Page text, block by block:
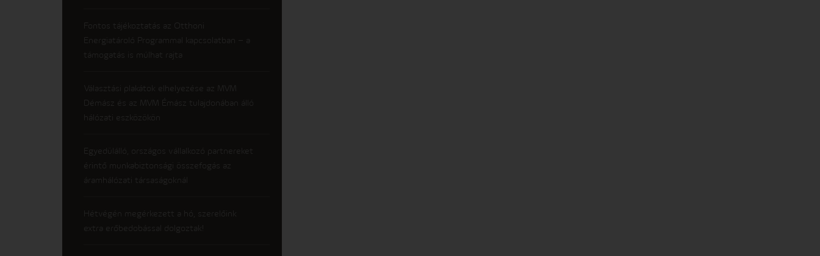
Fontos tájékoztatás az Otthoni
Energiatároló Programmal kapcsolatban – a
támogatás is múlhat rajta
Választási plakátok elhelyezése az MVM
Démász és az MVM Émász tulajdonában álló
hálózati eszközökön
Egyedülálló, országos vállalkozó partnereket
érintő munkabiztonsági összefogás az
áramhálózati társaságoknál
Hétvégén megérkezett a hó, szerelőink
extra erőbedobással dolgoztak!